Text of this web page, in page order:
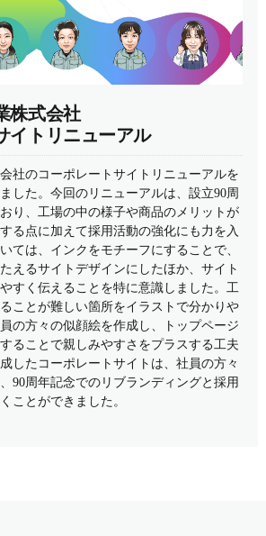
株式会社
イトリニューアル
社のコーポレートサイトリニューアルを
した。今回のリニューアルは、設立90周
り、工場の中の様子や商品のメリットが
る点に加えて採用活動の強化にも力を入
ては、インクをモチーフにすることで、
えるサイトデザインにしたほか、サイト
すく伝えることを特に意識しました。工
ことが難しい箇所をイラストで分かりや
の方々の似顔絵を作成し、トップページ
ることで親しみやすさをプラスする工夫
したコーポレートサイトは、社員の方々
90周年記念でのリブランディングと採用
ことができました。